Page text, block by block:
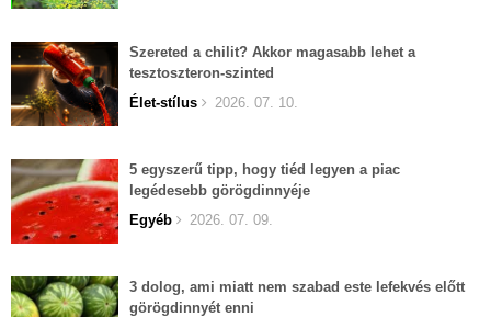
Szereted a chilit? Akkor magasabb lehet a
tesztoszteron-szinted
Élet-stílus
2026. 07. 10.
5 egyszerű tipp, hogy tiéd legyen a piac
legédesebb görögdinnyéje
Egyéb
2026. 07. 09.
3 dolog, ami miatt nem szabad este lefekvés előtt
görögdinnyét enni